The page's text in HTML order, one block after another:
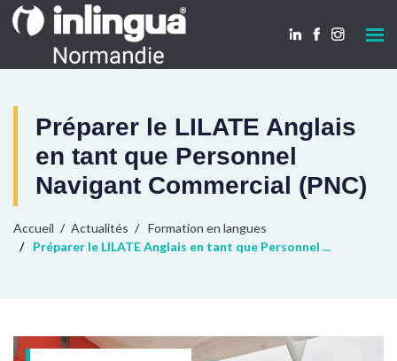
Préparer le LILATE Anglais
en tant que Personnel
Navigant Commercial (PNC)
Accueil Actualités
Formation en langues
Préparer le LILATE Anglais en tant que Personnel ...